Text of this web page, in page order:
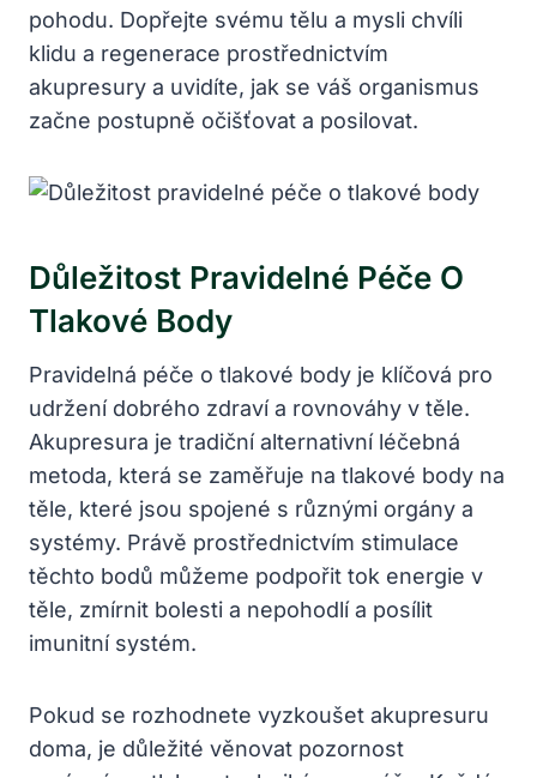
pohodu. Dopřejte svému tělu a mysli chvíli
klidu a regenerace prostřednictvím
akupresury a uvidíte, jak se váš organismus
začne postupně očišťovat a posilovat.
Důležitost Pravidelné Péče O
Tlakové Body
Pravidelná péče o tlakové body je klíčová pro
udržení dobrého zdraví a rovnováhy v těle.
Akupresura je tradiční alternativní léčebná
metoda, která se zaměřuje na tlakové body na
těle, které jsou spojené s různými orgány a
systémy. Právě prostřednictvím stimulace
těchto bodů můžeme podpořit tok energie v
těle, zmírnit bolesti a nepohodlí a posílit
imunitní systém.
Pokud se rozhodnete vyzkoušet akupresuru
doma, je důležité věnovat pozornost